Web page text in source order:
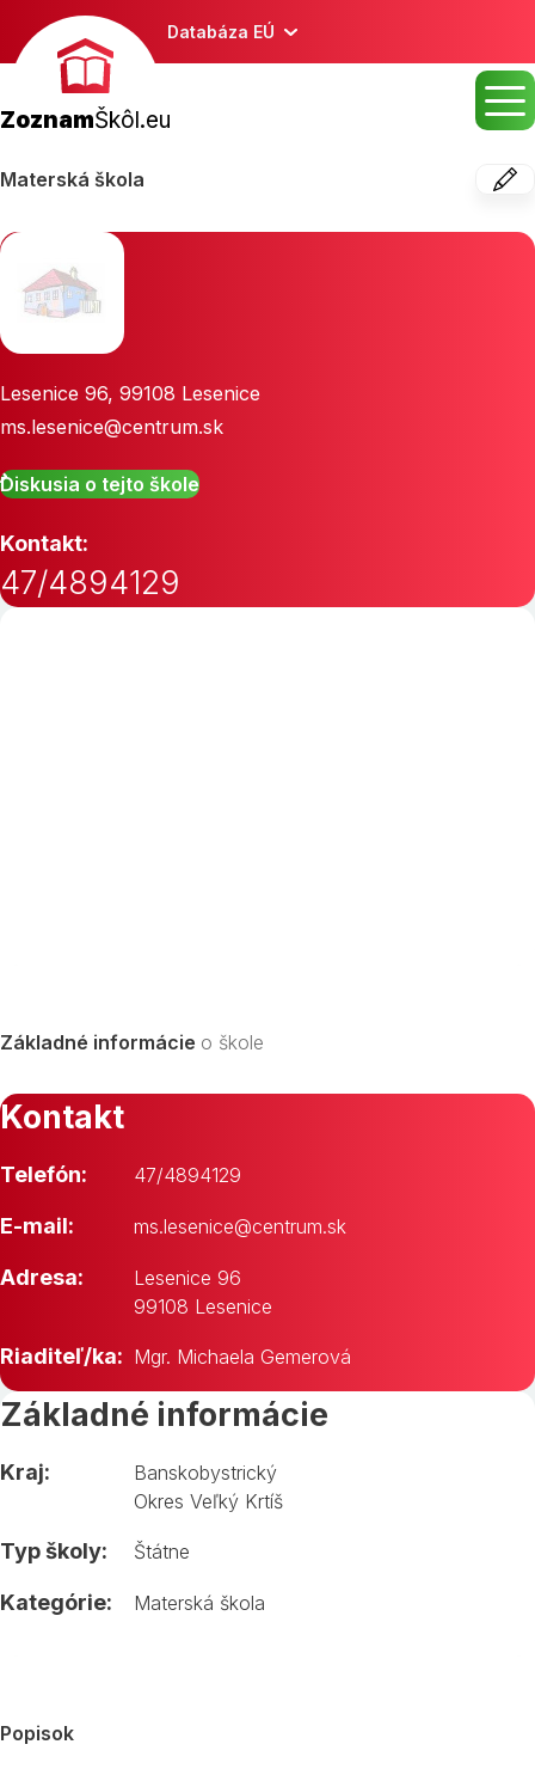
Databáza EÚ
ZoznamŠkôl.eu
Materská škola
Lesenice 96, 99108 Lesenice
ms.lesenice@centrum.sk
Diskusia o tejto škole
Kontakt:
47/4894129
Základné informácie o škole
Kontakt
Telefón: 47/4894129
E-mail: ms.lesenice@centrum.sk
Adresa:
Lesenice 96
99108 Lesenice
Riaditeľ/ka: Mgr. Michaela Gemerová
Základné informácie
Kraj:
Banskobystrický
Okres Veľký Krtíš
Typ školy: Štátne
Kategórie: Materská škola
Popisok